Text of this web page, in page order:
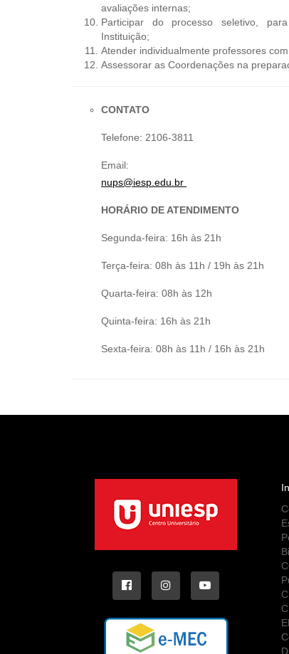
avaliações internas;
Participar do processo seletivo,
Instituição;
Atender individualmente professores
Assessorar as Coordenações na
CONTATO
Telefone: 2106-3811
Email:
nups@iesp.edu.br
HORÁRIO DE ATENDIMENTO
Segunda-feira: 16h às 21h
Terça-feira: 08h às 11h / 19h às 21h
Quarta-feira: 08h às 12h
Quinta-feira: 16h às 21h
Sexta-feira: 08h às 11h / 16h às 21h